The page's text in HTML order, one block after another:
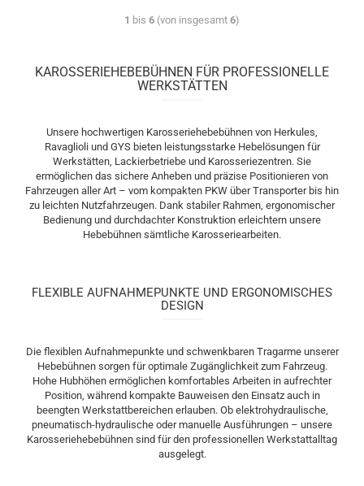
1 bis 6 (von insgesamt 6)
KAROSSERIEHEBEBÜHNEN FÜR PROFESSIONELLE
WERKSTÄTTEN
Unsere hochwertigen Karosseriehebebühnen von Herkules,
Ravaglioli und GYS bieten leistungsstarke Hebelösungen für
Werkstätten, Lackierbetriebe und Karosseriezentren. Sie
ermöglichen das sichere Anheben und präzise Positionieren von
Fahrzeugen aller Art – vom kompakten PKW über Transporter bis hin
zu leichten Nutzfahrzeugen. Dank stabiler Rahmen, ergonomischer
Bedienung und durchdachter Konstruktion erleichtern unsere
Hebebühnen sämtliche Karosseriearbeiten.
FLEXIBLE AUFNAHMEPUNKTE UND ERGONOMISCHES
DESIGN
Die flexiblen Aufnahmepunkte und schwenkbaren Tragarme unserer
Hebebühnen sorgen für optimale Zugänglichkeit zum Fahrzeug.
Hohe Hubhöhen ermöglichen komfortables Arbeiten in aufrechter
Position, während kompakte Bauweisen den Einsatz auch in
beengten Werkstattbereichen erlauben. Ob elektrohydraulische,
pneumatisch-hydraulische oder manuelle Ausführungen – unsere
Karosseriehebebühnen sind für den professionellen Werkstattalltag
ausgelegt.